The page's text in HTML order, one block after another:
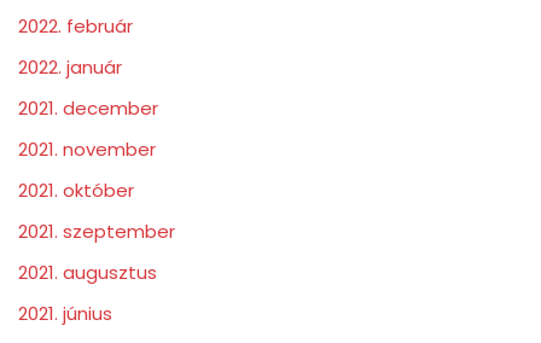
2022. február
2022. január
2021. december
2021. november
2021. október
2021. szeptember
2021. augusztus
2021. június